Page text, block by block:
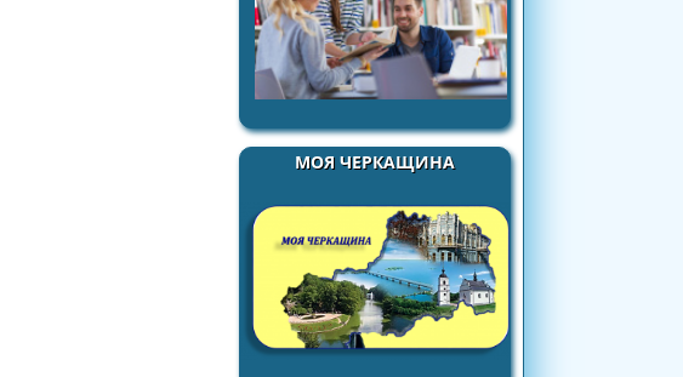
МОЯ ЧЕРКАЩИНА